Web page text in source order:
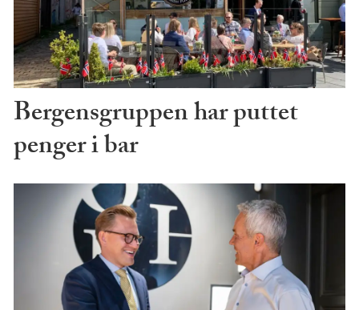
Bergensgruppen har puttet
penger i bar